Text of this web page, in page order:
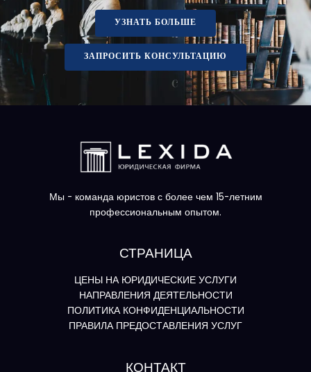
УЗНАТЬ БОЛЬШЕ
ЗАПРОСИТЬ КОНСУЛЬТАЦИЮ
Мы - команда юристов с более чем 15-летним
профессиональным опытом.
СТРАНИЦА
ЦЕНЫ НА ЮРИДИЧЕСКИЕ УСЛУГИ
НАПРАВЛЕНИЯ ДЕЯТЕЛЬНОСТИ
ПОЛИТИКА КОНФИДЕНЦИАЛЬНОСТИ
ПРАВИЛА ПРЕДОСТАВЛЕНИЯ УСЛУГ
КОНТАКТ